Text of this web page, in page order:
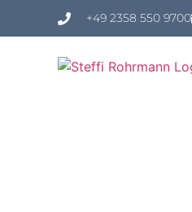
+49 2358 550 9700